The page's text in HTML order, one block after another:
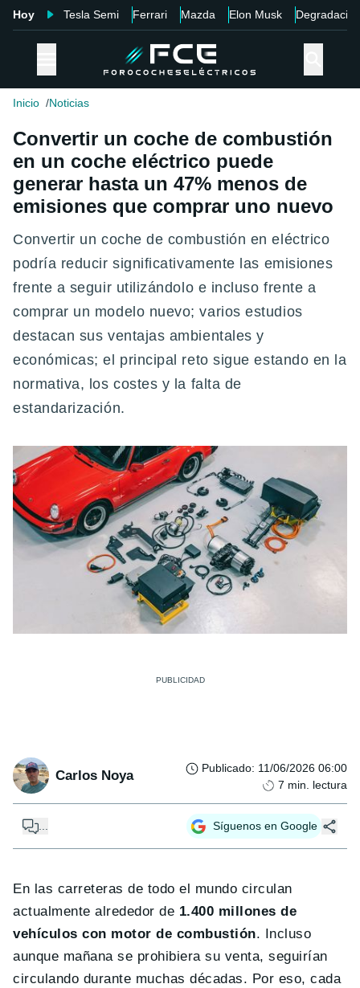
Hoy Tesla Semi Ferrari Mazda Elon Musk Degradación
Inicio Noticias
Convertir un coche de combustión
en un coche eléctrico puede
generar hasta un 47% menos de
emisiones que comprar uno nuevo
Convertir un coche de combustión en eléctrico
podría reducir significativamente las emisiones
frente a seguir utilizándolo e incluso frente a
comprar un modelo nuevo; varios estudios
destacan sus ventajas ambientales y
económicas; el principal reto sigue estando en la
normativa, los costes y la falta de
estandarización.
Carlos Noya Publicado: 11/06/2026 06:00
7 min. lectura
... Síguenos en Google
En las carreteras de todo el mundo circulan
actualmente alrededor de 1.400 millones de
vehículos con motor de combustión. Incluso
aunque mañana se prohibiera su venta, seguirían
circulando durante muchas décadas. Por eso, cada